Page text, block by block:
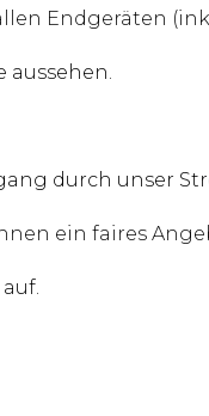
Endgeräten
aussehen.
durch unser
ein faires